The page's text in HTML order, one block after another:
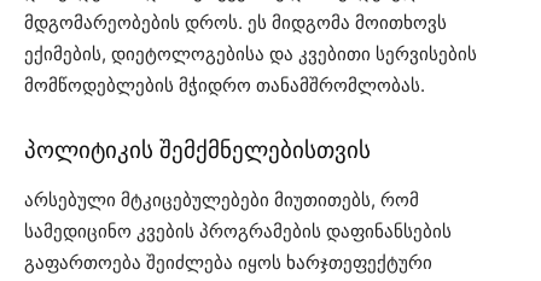
მდგომარეობების დროს. ეს მიდგომა მოითხოვს
ექიმების, დიეტოლოგებისა და კვებითი სერვისების
მომწოდებლების მჭიდრო თანამშრომლობას.
პოლიტიკის შემქმნელებისთვის
არსებული მტკიცებულებები მიუთითებს, რომ
სამედიცინო კვების პროგრამების დაფინანსების
გაფართოება შეიძლება იყოს ხარჯთეფექტური